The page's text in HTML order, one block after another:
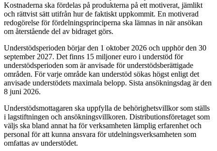
Kostnaderna ska fördelas på produkterna på ett motiverat, jämlikt
och rättvist sätt utifrån hur de faktiskt uppkommit. En motiverad
redogörelse för fördelningsprinciperna ska lämnas in när ansökan
om återstående del av bidraget görs.
Understödsperioden börjar den 1 oktober 2026 och upphör den 30
september 2027. Det finns 15 miljoner euro i understöd för
understödsperioden som är anvisade för understödsberättigade
områden. För varje område kan understöd sökas högst enligt det
anvisade understödets maximala belopp. Sista ansökningsdag är den
8 juni 2026.
Understödsmottagaren ska uppfylla de behörighetsvillkor som ställs
i lagstiftningen och ansökningsvillkoren. Distributionsföretaget som
väljs ska bland annat ha för verksamheten lämplig erfarenhet och
personal för att kunna ansvara för utdelningsverksamheten som
omfattas av understödet.